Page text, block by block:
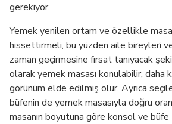
gerekiyor.
Yemek yenilen ortam ve özellikle
hissettirmeli, bu yüzden aile bireyleri
zaman geçirmesine fırsat tanıyacak
olarak yemek masası konulabilir, daha
görünüm elde edilmiş olur. Ayrıca
büfenin de yemek masasıyla doğru
masanın boyutuna göre konsol ve büfe